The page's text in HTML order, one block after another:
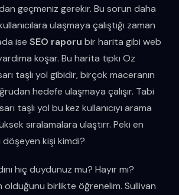
geçmeniz gerekir. Bu sorun daha
ulaşmaya çalıştığı zaman
ise SEO raporu bir harita gibi web
koşar. Bu harita tıpkı Oz
taşlı yol gibidir, birçok maceranın
hedefe ulaşmaya çalışır. Tabi
taşlı yol bu kez kullanıcıyı arama
sıralamalara ulaştırr. Peki en
döşeyen kişi kimdi?
hiç duydunuz mu? Hayır mı?
olduğunu birlikte öğrenelim. Sullivan